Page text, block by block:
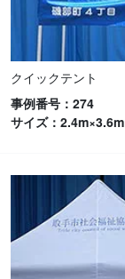
クイックテント
事例番号：274
サイズ：2.4m×3.6m